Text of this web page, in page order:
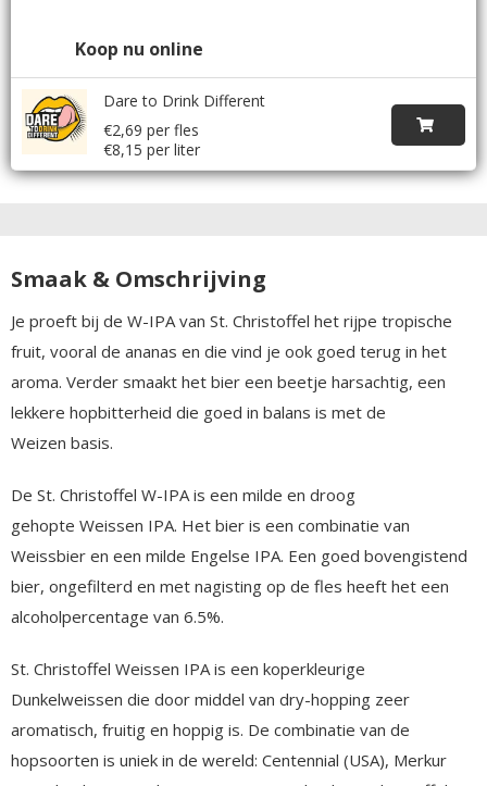
Koop nu online
Dare to Drink Different
€2,69 per fles
€8,15 per liter
Smaak & Omschrijving
Je proeft bij de W-IPA van St. Christoffel het rijpe tropische
fruit, vooral de ananas en die vind je ook goed terug in het
aroma. Verder smaakt het bier een beetje harsachtig, een
lekkere hopbitterheid die goed in balans is met de
Weizen basis.
De St. Christoffel W-IPA is een milde en droog
gehopte Weissen IPA. Het bier is een combinatie van
Weissbier en een milde Engelse IPA. Een goed bovengistend
bier, ongefilterd en met nagisting op de fles heeft het een
alcoholpercentage van 6.5%.
St. Christoffel Weissen IPA is een koperkleurige
Dunkelweissen die door middel van dry-hopping zeer
aromatisch, fruitig en hoppig is. De combinatie van de
hopsoorten is uniek in de wereld: Centennial (USA), Merkur